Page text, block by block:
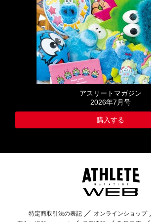
アスリートマガジン
2026年7月号
購入する
特定商取引法の表記 オンラインショップ